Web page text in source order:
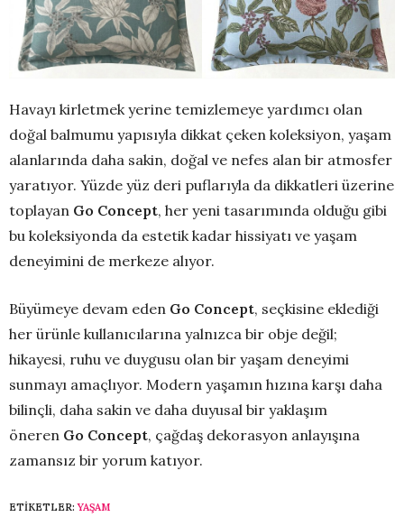
Havayı kirletmek yerine temizlemeye yardımcı olan
doğal balmumu yapısıyla dikkat çeken koleksiyon, yaşam
alanlarında daha sakin, doğal ve nefes alan bir atmosfer
yaratıyor. Yüzde yüz deri puflarıyla da dikkatleri üzerine
toplayan Go Concept, her yeni tasarımında olduğu gibi
bu koleksiyonda da estetik kadar hissiyatı ve yaşam
deneyimini de merkeze alıyor.
Büyümeye devam eden Go Concept, seçkisine eklediği
her ürünle kullanıcılarına yalnızca bir obje değil;
hikayesi, ruhu ve duygusu olan bir yaşam deneyimi
sunmayı amaçlıyor. Modern yaşamın hızına karşı daha
bilinçli, daha sakin ve daha duyusal bir yaklaşım
öneren Go Concept, çağdaş dekorasyon anlayışına
zamansız bir yorum katıyor.
ETIKETLER:YAŞAM